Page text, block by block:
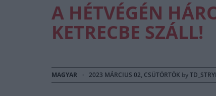
A HÉTVÉGÉN
KETRECBE SZÁLL!
MAGYAR · 2023 MÁRCIUS 02, CSÜTÖRTÖK by